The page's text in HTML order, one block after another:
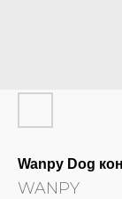
Wanpy Dog
WANPY